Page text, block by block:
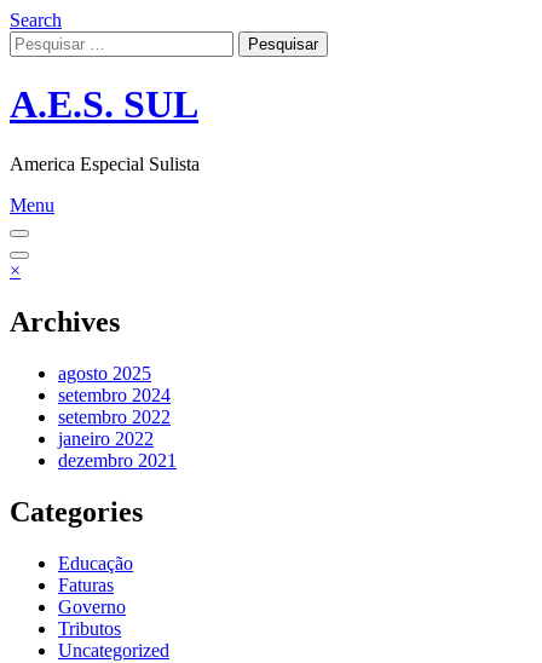
Skip
to
content
Search
Pesquisar
por:
A.E.S. SUL
America Especial Sulista
Menu
×
Archives
agosto 2025
setembro 2024
setembro 2022
janeiro 2022
dezembro 2021
Categories
Educação
Faturas
Governo
Tributos
Uncategorized